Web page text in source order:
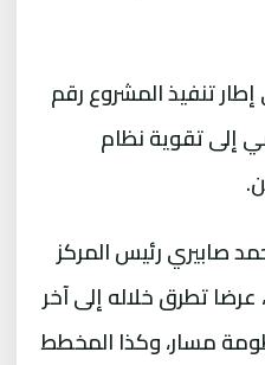
تنفيذ المشروع رقم
إلى تقوية نظام
صابيري رئيس المركز
تطرق خلاله إلى آخر
مسار، وكذا المخطط